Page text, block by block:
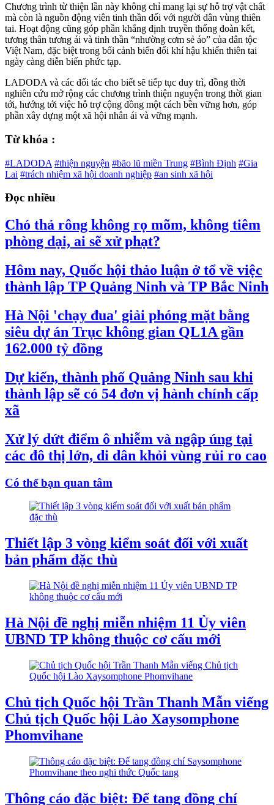
Chương trình từ thiện lần này không chỉ mang lại sự hỗ trợ vật chất
mà còn là nguồn động viên tinh thần đối với người dân vùng thiên
tai. Hoạt động cũng góp phần khẳng định truyền thống đoàn kết,
tương thân tương ái và tinh thần “nhường cơm sẻ áo” của dân tộc
Việt Nam, đặc biệt trong bối cảnh biến đổi khí hậu khiến thiên tai
ngày càng diễn biến phức tạp.
LADODA và các đối tác cho biết sẽ tiếp tục duy trì, đồng thời
nghiên cứu mở rộng các chương trình thiện nguyện trong thời gian
tới, hướng tới việc hỗ trợ cộng đồng một cách bền vững hơn, góp
phần xây dựng một xã hội nhân ái và vững mạnh.
Từ khóa :
#LADODA #thiện nguyện #bão lũ miền Trung #Bình Định #Gia
Lai #trách nhiệm xã hội doanh nghiệp #an sinh xã hội
Đọc nhiều
Chó thả rông không rọ mõm, không tiêm
phòng dại, ai sẽ xử phạt?
Hôm nay, Quốc hội thảo luận ở tổ về việc
thành lập TP Quảng Ninh và TP Bắc Ninh
Hà Nội 'chạy đua' giải phóng mặt bằng
siêu dự án Trục không gian QL1A gần
162.000 tỷ đồng
Dự kiến, thành phố Quảng Ninh sau khi
thành lập sẽ có 54 đơn vị hành chính cấp
xã
Xử lý dứt điểm ô nhiễm và ngập úng tại
các đô thị lớn, di dân khỏi vùng rủi ro cao
Có thể bạn quan tâm
Thiết lập 3 vòng kiểm soát đối với xuất
bản phẩm đặc thù
Hà Nội đề nghị miễn nhiệm 11 Ủy viên
UBND TP không thuộc cơ cấu mới
Chủ tịch Quốc hội Trần Thanh Mẫn viếng
Chủ tịch Quốc hội Lào Xaysomphone
Phomvihane
Thông cáo đặc biệt: Để tang đồng chí